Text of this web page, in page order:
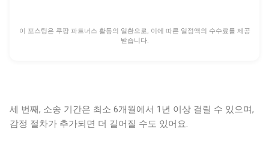
이 포스팅은 쿠팡 파트너스 활동의 일환으로, 이에 따른 일정액의 수수료를 제공
받습니다.
세 번째, 소송 기간은 최소 6개월에서 1년 이상 걸릴 수 있으며,
감정 절차가 추가되면 더 길어질 수도 있어요.